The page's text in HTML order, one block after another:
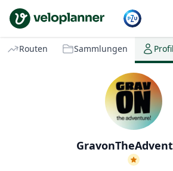
VeloPlanner
Routen Sammlungen Profil